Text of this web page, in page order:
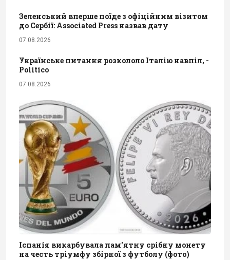
Зеленський вперше поїде з офіційним візитом
до Сербії: Associated Press назвав дату
07.08.2026
Українське питання розкололо Італію навпіл, -
Politico
07.08.2026
Іспанія викарбувала пам'ятну срібну монету
на честь тріумфу збірної з футболу (фото)